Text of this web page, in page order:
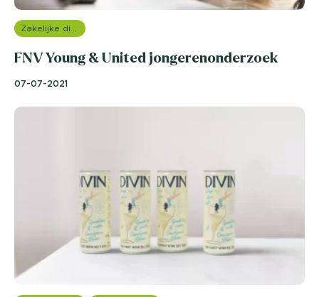
Zakelijke dienstverlening (B2B)
FNV Young & United jongerenonderzoek
07-07-2021